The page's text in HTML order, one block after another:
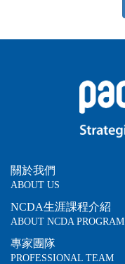
關於我們
ABOUT US
NCDA生涯課程介紹
ABOUT NCDA PROGRAM
專家團隊
PROFESSIONAL TEAM